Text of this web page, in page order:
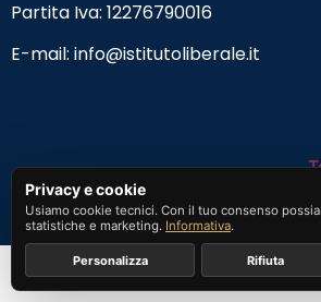
Partita Iva: 12276790016
E-mail: info@istitutoliberale.it
Privacy e cookie
Usiamo cookie tecnici. Con il tuo consenso
statistiche e marketing. Informativa.
Personalizza Rifiuta